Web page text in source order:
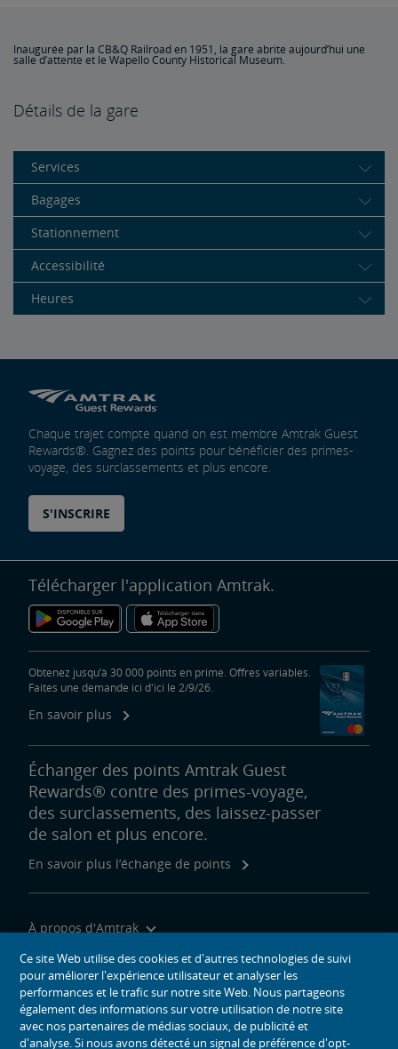
Inaugurée par la CB&Q Railroad en 1951, la gare abrite aujourd’hui une
salle d’attente et le Wapello County Historical Museum.
Détails de la gare
Services
Bagages
Stationnement
Accessibilité
Heures
Chaque trajet compte quand on est membre Amtrak Guest
Rewards®. Gagnez des points pour bénéficier des primes-
voyage, des surclassements et plus encore.
S'INSCRIRE
Télécharger l'application Amtrak.
Obtenez jusqu’à 30 000 points en prime. Offres variables.
Faites une demande ici d'ici le 2/9/26.
En savoir plus
Échanger des points Amtrak Guest
Rewards® contre des primes-voyage,
des surclassements, des laissez-passer
de salon et plus encore.
En savoir plus l’échange de points
À propos d'Amtrak
Voyager avec nous
Outils du site
Ce site Web utilise des cookies et d'autres technologies de suivi
pour améliorer l'expérience utilisateur et analyser les
performances et le trafic sur notre site Web. Nous partageons
également des informations sur votre utilisation de notre site
avec nos partenaires de médias sociaux, de publicité et
d'analyse. Si nous avons détecté un signal de préférence d'opt-